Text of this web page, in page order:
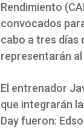
Rendimiento
convocados
cabo a tres días
representarán al
El entrenador
que integrarán
Day fueron: